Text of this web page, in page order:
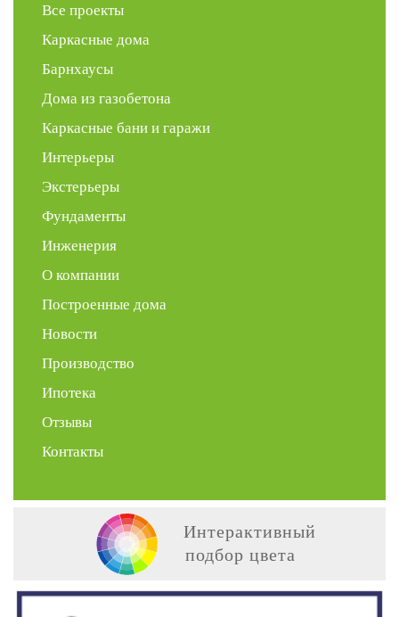
Все проекты
Каркасные дома
Барнхаусы
Дома из газобетона
Каркасные бани и гаражи
Интерьеры
Экстерьеры
Фундаменты
Инженерия
О компании
Построенные дома
Новости
Производство
Ипотека
Отзывы
Контакты
Интерактивный
подбор цвета